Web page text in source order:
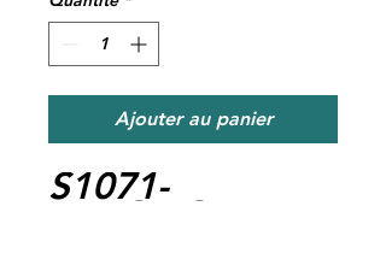
Ajouter au panier
S1071-
FERODO